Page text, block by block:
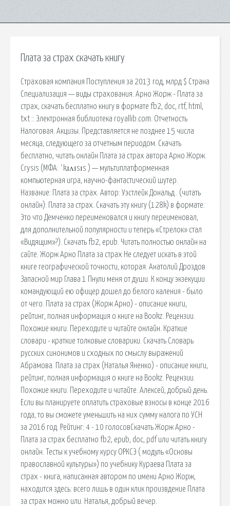
Плата за страх скачать книгу
Страховая компания Поступления за 2013 год, млрд $ Страна
Специализация — виды страхования. Арно Жорж - Плата за
страх, скачать бесплатно книгу в формате fb2, doc, rtf, html,
txt :: Электронная библиотека royallib.com. Отчетность
Налоговая. Акцизы. Представляется не позднее 15 числа
месяца, следующего за отчетным периодом. Скачать
бесплатно, читать онлайн Плата за страх автора Арно Жорж.
Crysis (МФА: ˈkɹʌɪsɪs ) — мультиплатформенная
компьютерная игра, научно-фантастический шутер.
Название: Плата за страх. Автор: Уэстлейк Дональд . (читать
онлайн): Плата за страх. Скачать эту книгу (128k) в формате:
Это что Демченко переименовался и книгу переименовал,
для дополнительной популярности и теперь «Стрелок» стал
«Видящим»?). Скачать fb2, epub. Читать полностью онлайн на
сайте. Жорж Арно Плата за страх Не следует искать в этой
книге географической точности, которая. Анатолий Дроздов
Запасной мир Глава 1 Пнули меня от души. К концу экзекуции
командующий ею офицер дошел до белого каления - было
от чего. Плата за страх (Жорж Арно) - описание книги,
рейтинг, полная информация о книге на Bookz. Рецензии.
Похожие книги. Переходите и читайте онлайн. Краткие
словари - краткие толковые словарики. Скачать Словарь
русских синонимов и сходных по смыслу выражений
Абрамова. Плата за страх (Наталья Яненко) - описание книги,
рейтинг, полная информация о книге на Bookz. Рецензии.
Похожие книги. Переходите и читайте. Алексей, добрый день.
Если вы планируете оплатить страховые взносы в конце 2016
года, то вы сможете уменьшить на них сумму налога по УСН
за 2016 год. Рейтинг: 4 - 10 голосовСкачать Жорж Арно -
Плата за страх бесплатно fb2, epub, doc, pdf или читать книгу
онлайн. Тесты к учебному курсу ОРКСЭ ( модуль «Основы
православной культуры») по учебнику Кураева Плата за
страх - книга, написанная автором по имени Арно Жорж,
находится здесь: всего лишь в один клик произвдение Плата
за страх можно или. Наталья, добрый вечер.